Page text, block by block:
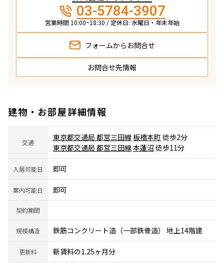
03-5784-3907
営業時間 10:00~18:30 / 定休日: 水曜日・年末年始
フォームから お問合せ
お問合せ先情報
建物・お部屋詳細情報
交通
東京都交通局 都営三田線板橋本町 徒歩2分
東京都交通局 都営三田線本蓮沼 徒歩11分
入居可能日 即可
案内可能日 即可
契約期間
規模構造 鉄筋コンクリート造（一部鉄骨造） 地上14階建
更新料 新賃料の1.25ヶ月分